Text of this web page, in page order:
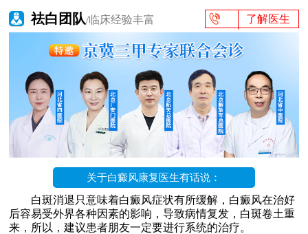
祛白团队/临床经验丰富 了解医生
关于白癜风康复医生有话说：
白斑消退只意味着白癜风症状有所缓解，白癜风在治好
后容易受外界各种因素的影响，导致病情复发，白斑卷土重
来，所以，建议患者朋友一定要进行系统的治疗。